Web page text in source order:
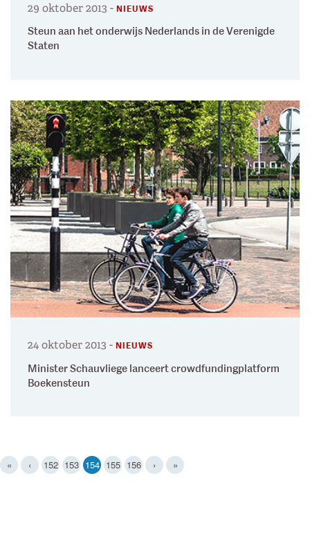
29 oktober 2013 - NIEUWS
Steun aan het onderwijs Nederlands in de Verenigde
Staten
24 oktober 2013 - NIEUWS
Minister Schauvliege lanceert crowdfundingplatform
Boekensteun
« ‹ 152 153 154(current)
155 156 › »